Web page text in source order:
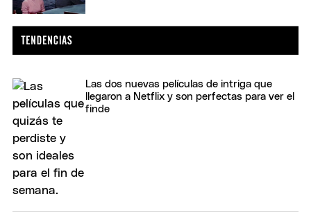
Las dos nuevas películas de intriga que
llegaron a Netflix y son perfectas para ver el
finde